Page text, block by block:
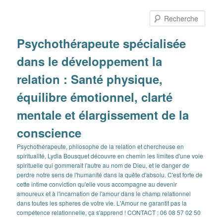
Psychothérapeute spécialisée
dans le développement la
relation : Santé physique,
équilibre émotionnel, clarté
mentale et élargissement de la
conscience
Psychothérapeute, philosophe de la relation et chercheuse en
spiritualité, Lydia Bousquet découvre en chemin les limites d'une voie
spirituelle qui gommerait l'autre au nom de Dieu, et le danger de
perdre notre sens de l'humanité dans la quête d'absolu. C'est forte de
cette intime conviction qu'elle vous accompagne au devenir
amoureux et à l'incarnation de l'amour dans le champ relationnel
dans toutes les spheres de votre vie. L'Amour ne garantit pas la
compétence relationnelle, ça s'apprend ! CONTACT : 06 08 57 02 50